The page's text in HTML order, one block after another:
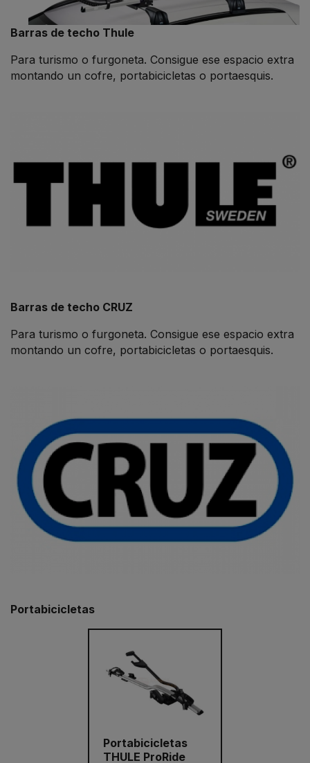
Barras de techo Thule
Para turismo o furgoneta. Consigue ese espacio extra
montando un cofre, portabicicletas o portaesquis.
Barras de techo CRUZ
Para turismo o furgoneta. Consigue ese espacio extra
montando un cofre, portabicicletas o portaesquis.
Portabicicletas
Portabicicletas
THULE ProRide